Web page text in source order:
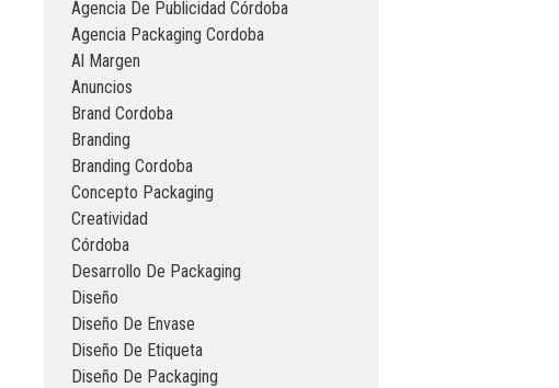
Agencia De Publicidad Córdoba
Agencia Packaging Cordoba
Al Margen
Anuncios
Brand Cordoba
Branding
Branding Cordoba
Concepto Packaging
Creatividad
Córdoba
Desarrollo De Packaging
Diseño
Diseño De Envase
Diseño De Etiqueta
Diseño De Packaging